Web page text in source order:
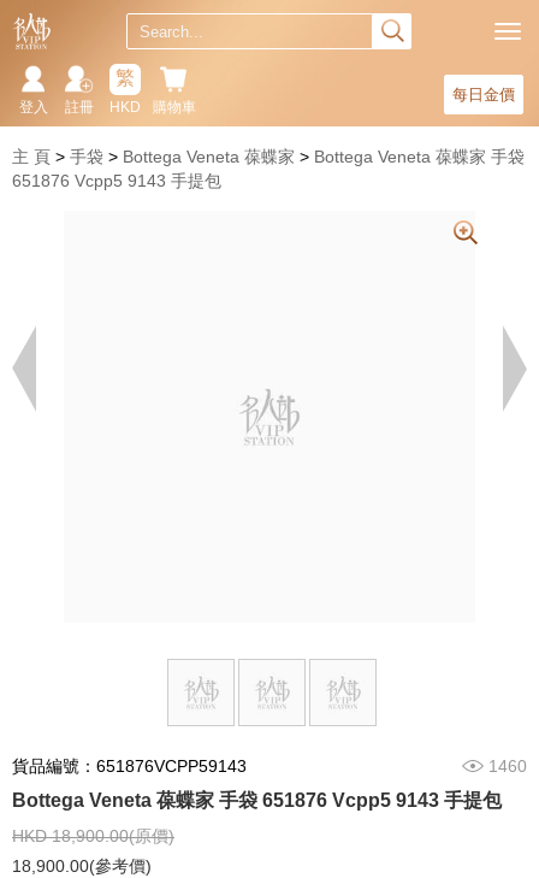
每日金價
購物車
繁
HKD
註冊
登入
主 頁 手袋 Bottega Veneta 葆蝶家
Bottega Veneta 葆蝶家 手袋
651876 Vcpp5 9143 手提包
貨品編號：651876VCPP59143 1460
Bottega Veneta 葆蝶家 手袋 651876 Vcpp5 9143 手提包
HKD 18,900.00(原價)
18,900.00(參考價)